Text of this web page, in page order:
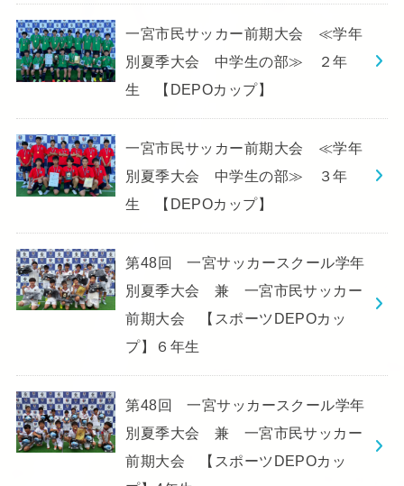
一宮市民サッカー前期大会 ≪学年
別夏季大会 中学生の部≫ ２年
生 【DEPOカップ】
一宮市民サッカー前期大会 ≪学年
別夏季大会 中学生の部≫ ３年
生 【DEPOカップ】
第48回 一宮サッカースクール学年
別夏季大会 兼 一宮市民サッカー
前期大会 【スポーツDEPOカッ
プ】６年生
第48回 一宮サッカースクール学年
別夏季大会 兼 一宮市民サッカー
前期大会 【スポーツDEPOカッ